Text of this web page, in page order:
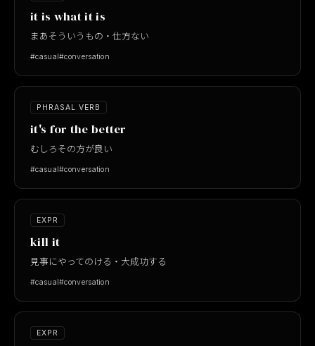
it is what it is
まあそういうもの・仕方ない
#casual#conversation
PHRASAL VERB
it's for the better
むしろその方が良い
#casual#conversation
EXPR
kill it
見事にやってのける・大成功する
#casual#conversation
EXPR